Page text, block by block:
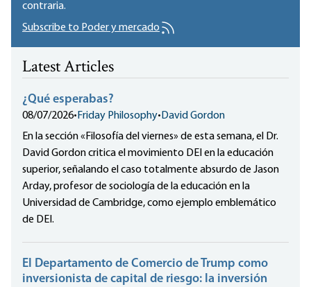
contraria.
Subscribe to Poder y mercado
Latest Articles
¿Qué esperabas?
08/07/2026• Friday Philosophy• David Gordon
En la sección «Filosofía del viernes» de esta semana, el Dr.
David Gordon critica el movimiento DEI en la educación
superior, señalando el caso totalmente absurdo de Jason
Arday, profesor de sociología de la educación en la
Universidad de Cambridge, como ejemplo emblemático
de DEI.
El Departamento de Comercio de Trump como
inversionista de capital de riesgo: la inversión